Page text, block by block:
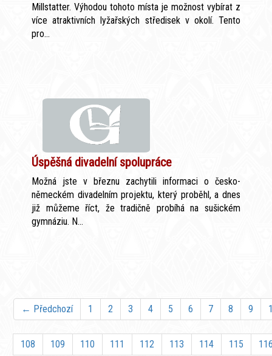
Millstatter. Výhodou tohoto místa je možnost vybírat z
více atraktivních lyžařských středisek v okolí. Tento
pro...
Úspěšná divadelní spolupráce
Možná jste v březnu zachytili informaci o česko-
německém divadelním projektu, který proběhl, a dnes
již můžeme říct, že tradičně probíhá na sušickém
gymnáziu. N...
← Předchozí 1 2 3 4 5 6 7 8 9
108 109 110 111 112 113 114 115